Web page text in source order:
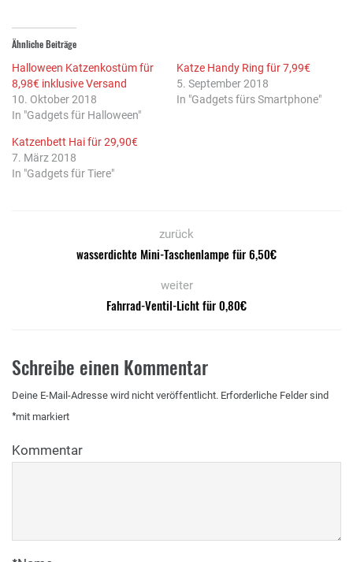
Ähnliche Beiträge
Halloween Katzenkostüm für
8,98€ inklusive Versand
10. Oktober 2018
In "Gadgets für Halloween"
Katze Handy Ring für 7,99€
5. September 2018
In "Gadgets fürs Smartphone"
Katzenbett Hai für 29,90€
7. März 2018
In "Gadgets für Tiere"
zurück
wasserdichte Mini-Taschenlampe für 6,50€
weiter
Fahrrad-Ventil-Licht für 0,80€
Schreibe einen Kommentar
Deine E-Mail-Adresse wird nicht veröffentlicht. Erforderliche Felder sind
mit
* markiert
Kommentar